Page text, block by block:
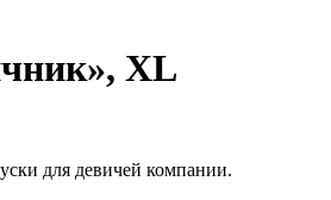
XL
для девичей компании.